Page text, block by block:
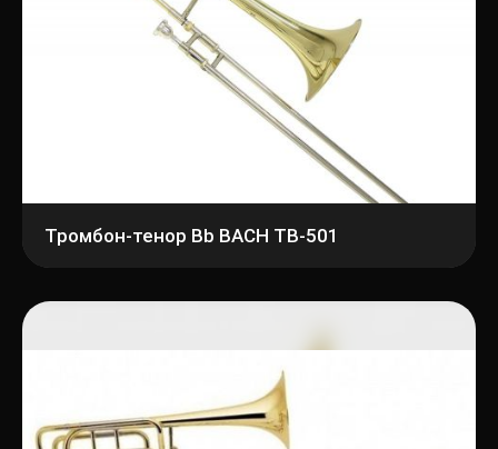
Тромбон-тенор Bb BACH TB-501